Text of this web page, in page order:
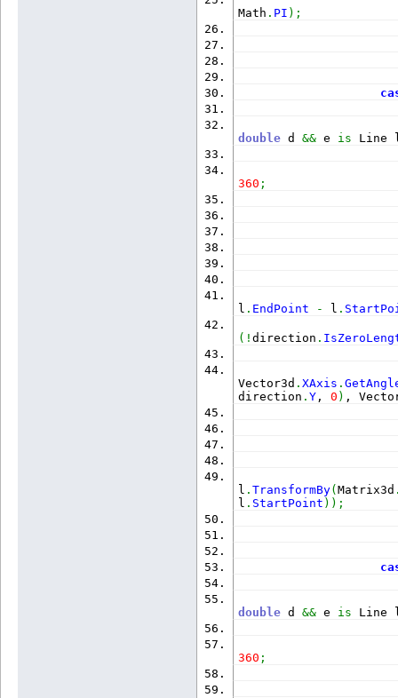
Math . PI ) ;
double d && e is Line
360 ;
l . EndPoint - l .
( !direction .
Vector3d .XAxis .
direction .Y , 0 ) ,
l .TransformBy(Matrix3d
l . StartPoint ) ) ;
double d && e is Line
360 ;